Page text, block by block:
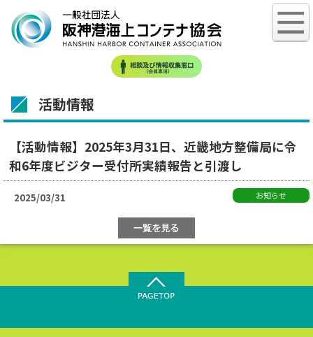
活動情報
【活動情報】2025年3月31日、近畿地方整備局に令
和6年度ビジター受付所実績報告と引渡し
2025/03/31 お知らせ